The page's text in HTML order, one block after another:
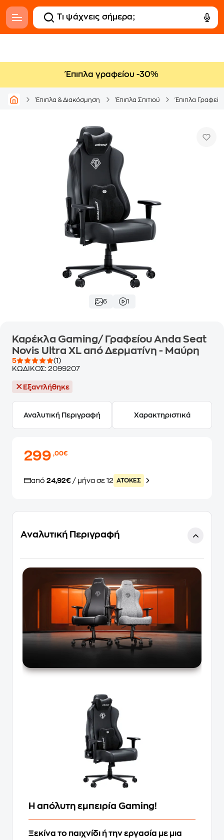
Έπιπλα γραφείου -30%
Έπιπλα & Διακόσμηση Έπιπλα Σπιτιού Έπιπλα
6 1
Καρέκλα Gaming/ Γραφείου Anda Seat
Novis Ultra XL από Δερματίνη - Μαύρη
5
(1)
ΚΩΔΙΚΟΣ: 2099207
Εξαντλήθηκε
Αναλυτική Περιγραφή Χαρακτηριστικά
299,00€
από 24,92€ / μήνα σε 12 ATOKEΣ
Αναλυτική Περιγραφή
Η απόλυτη εμπειρία Gaming!
Ξεκίνα το παιχνίδι ή την εργασία με μια